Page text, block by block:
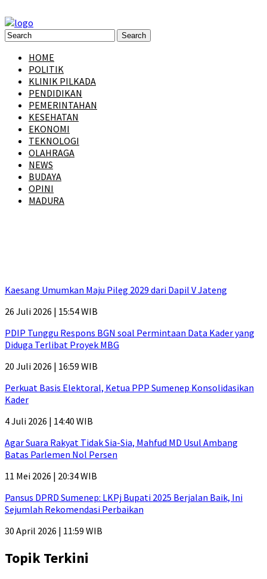
HOME
POLITIK
KLINIK PILKADA
PENDIDIKAN
PEMERINTAHAN
KESEHATAN
EKONOMI
TEKNOLOGI
OLAHRAGA
NEWS
BUDAYA
OPINI
MADURA
Kaesang Umumkan Maju Pileg 2029 dari Dapil V Jateng
26 Juli 2026 | 15:54 WIB
PDIP Tunggu Respons BGN soal Permintaan Data Kader yang
Diduga Terlibat Proyek MBG
20 Juli 2026 | 16:59 WIB
Perkuat Basis Elektoral, Ketua PPP Sumenep Konsolidasikan
Kader
4 Juli 2026 | 14:40 WIB
Agar Suara Rakyat Tidak Sia-Sia, Mahfud MD Usul Ambang
Batas Parlemen Nol Persen
11 Mei 2026 | 20:34 WIB
Pansus DPRD Sumenep: LKPj Bupati 2025 Berjalan Baik, Ini
Sejumlah Rekomendasi Perbaikan
30 April 2026 | 11:59 WIB
Topik Terkini